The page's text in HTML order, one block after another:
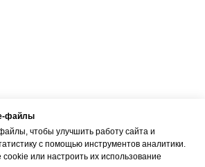
НА "МОСКОВСКОМ
файлы
чтобы улучшить работу сайта и
с помощью инструментов аналитики.
или настроить их использование